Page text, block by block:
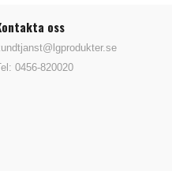
oss
0456-820020